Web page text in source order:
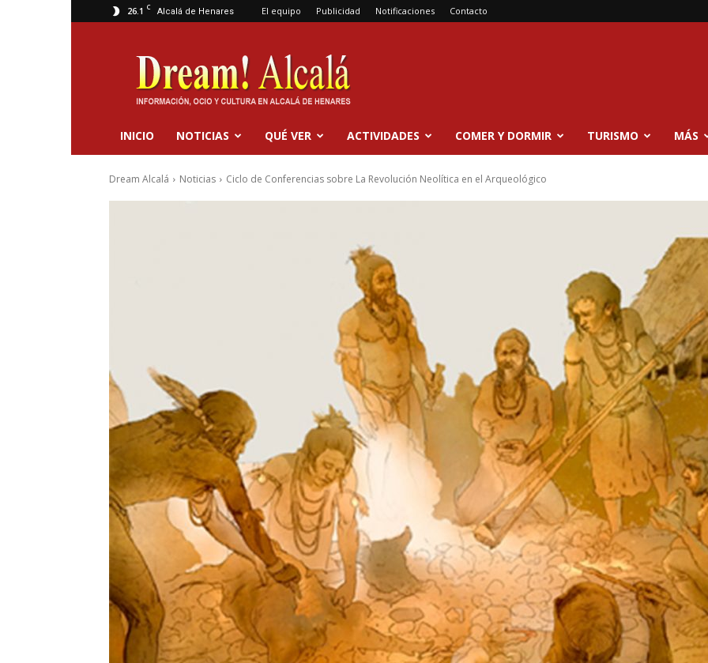
26.1 C Alcalá de Henares El equipo Publicidad Notificaciones Contacto
Dream
Alcalá
INICIO NOTICIAS QUÉ VER ACTIVIDADES COMER Y DORMIR TURISMO MÁS
Dream Alcalá Noticias Ciclo de Conferencias sobre La Revolución Neolítica en el Arqueológico